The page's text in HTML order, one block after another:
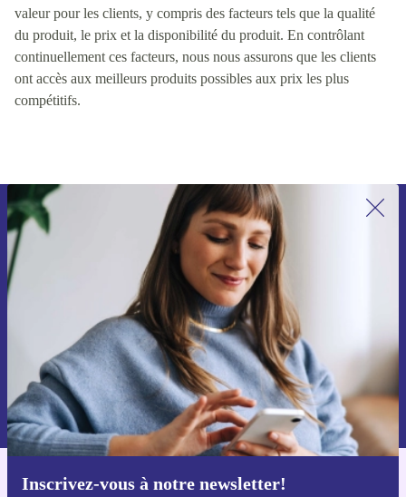
valeur pour les clients, y compris des facteurs tels que la qualité
du produit, le prix et la disponibilité du produit. En contrôlant
continuellement ces facteurs, nous nous assurons que les clients
ont accès aux meilleurs produits possibles aux prix les plus
compétitifs.
Inscrivez-vous à notre newsletter!
Recevoir offres et infos de refurbed
par mail
Ne manquez plus aucune offre.
S'inscrire
Retrouvez les informations sur l'utilisation des données personnelles
dans notre
politique de confidentialité.
Téléchargez l'application refurbed